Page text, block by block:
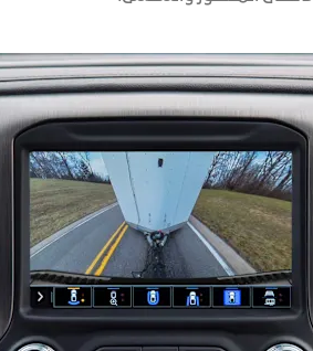
كتالوج المركبات
ONSTAR
الخدمات المتصلة
خدمات جوجل المدمجة